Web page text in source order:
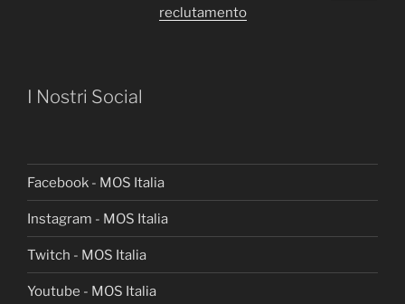
reclutamento
I Nostri Social
Facebook - MOS Italia
Instagram - MOS Italia
Twitch - MOS Italia
Youtube - MOS Italia